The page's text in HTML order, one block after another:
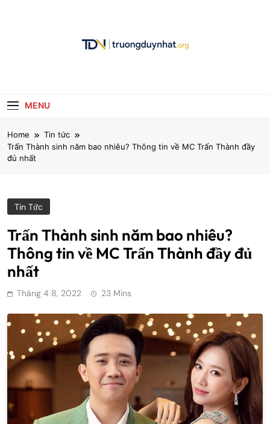
MENU
Home
Tin tức
Trấn Thành sinh năm bao nhiêu? Thông tin về MC Trấn Thành đầy
đủ nhất
Tin Tức
Trấn Thành sinh năm bao nhiêu?
Thông tin về MC Trấn Thành đầy đủ
nhất
Tháng 4 8, 2022 23 Mins